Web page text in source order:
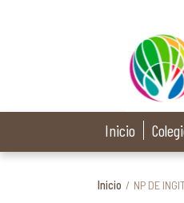
Inicio
Inicio / NP DE